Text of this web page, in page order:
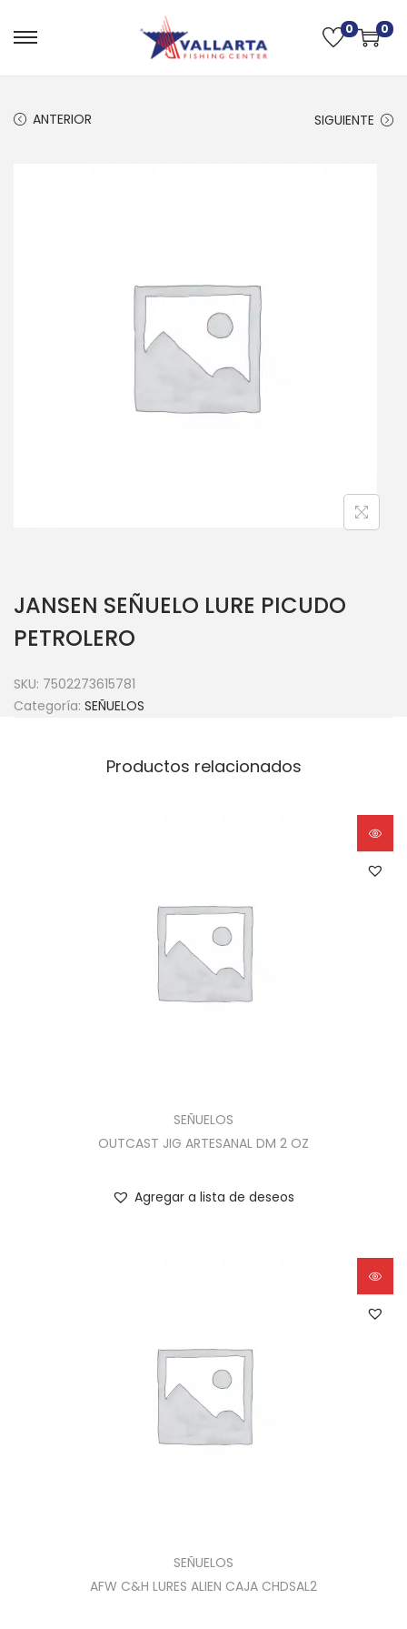
0 0
ANTERIOR SIGUIENTE
JANSEN SEÑUELO LURE PICUDO
PETROLERO
SKU: 7502273615781
Categoría: SEÑUELOS
Productos relacionados
SEÑUELOS
OUTCAST JIG ARTESANAL DM 2 OZ
Agregar a lista de deseos
SEÑUELOS
AFW C&H LURES ALIEN CAJA CHDSAL2